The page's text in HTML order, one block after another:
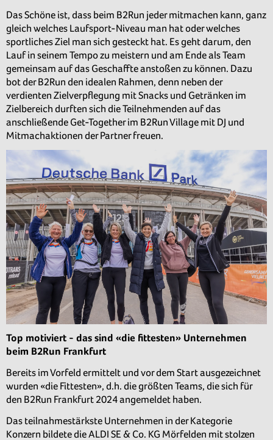
Das Schöne ist, dass beim B2Run jeder mitmachen kann, ganz
gleich welches Laufsport-Niveau man hat oder welches
sportliches Ziel man sich gesteckt hat. Es geht darum, den
Lauf in seinem Tempo zu meistern und am Ende als Team
gemeinsam auf das Geschaffte anstoßen zu können. Dazu
bot der B2Run den idealen Rahmen, denn neben der
verdienten Zielverpflegung mit Snacks und Getränken im
Zielbereich durften sich die Teilnehmenden auf das
anschließende Get-Together im B2Run Village mit DJ und
Mitmachaktionen der Partner freuen.
Top motiviert - das sind «die fittesten» Unternehmen
beim B2Run Frankfurt
Bereits im Vorfeld ermittelt und vor dem Start ausgezeichnet
wurden «die Fittesten», d.h. die größten Teams, die sich für
den B2Run Frankfurt 2024 angemeldet haben.
Das teilnahmestärkste Unternehmen in der Kategorie
Konzern bildete die ALDI SE & Co. KG Mörfelden mit stolzen